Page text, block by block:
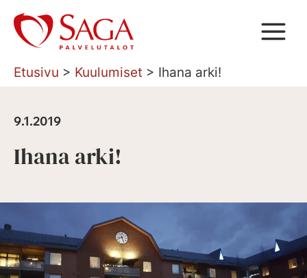
Siirry
sisältöön
Etusivu > Kuulumiset > Ihana arki!
9.1.2019
Ihana arki!